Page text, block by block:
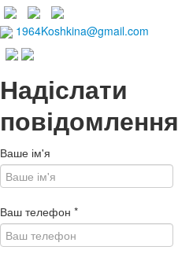
1964Koshkina@gmail.com
Надіслати
повідомлення
Ваше ім'я
Ваш телефон *